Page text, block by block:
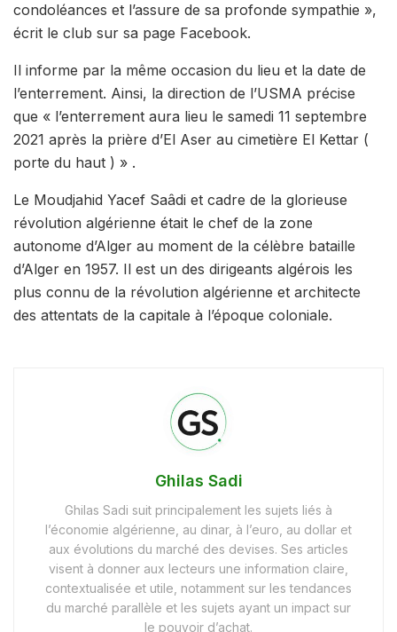
condoléances et l’assure de sa profonde sympathie »,
écrit le club sur sa page Facebook.
Il informe par la même occasion du lieu et la date de
l’enterrement. Ainsi, la direction de l’USMA précise
que « l’enterrement aura lieu le samedi 11 septembre
2021 après la prière d’El Aser au cimetière El Kettar (
porte du haut ) » .
Le Moudjahid Yacef Saâdi et cadre de la glorieuse
révolution algérienne était le chef de la zone
autonome d’Alger au moment de la célèbre bataille
d’Alger en 1957. Il est un des dirigeants algérois les
plus connu de la révolution algérienne et architecte
des attentats de la capitale à l’époque coloniale.
Ghilas Sadi
Ghilas Sadi suit principalement les sujets liés à
l’économie algérienne, au dinar, à l’euro, au dollar et
aux évolutions du marché des devises. Ses articles
visent à donner aux lecteurs une information claire,
contextualisée et utile, notamment sur les tendances
du marché parallèle et les sujets ayant un impact sur
le pouvoir d’achat.